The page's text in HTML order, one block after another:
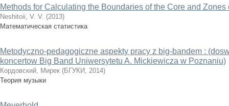
Methods for Calculating the Boundaries of the Core and
Neshitoii, V. V. (2013)
Математическая статистика
Metodyczno-pedagogiczne aspekty pracy z big-bandem :
koncertow Big Band Uniwersytetu A. Mickiewicza w Poznaniu)
Кордовский, Мирек (БГУКИ, 2014)
Теория музыки